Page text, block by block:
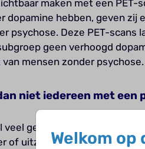
maken met een PET-
dopamine hebben, geven zij
psychose. Deze PET-scans
geen verhoogd
mensen zonder psychose.
niet iedereen met een
gebruikt, ook in de
of uitzaaiingen van kanker
Welkom op